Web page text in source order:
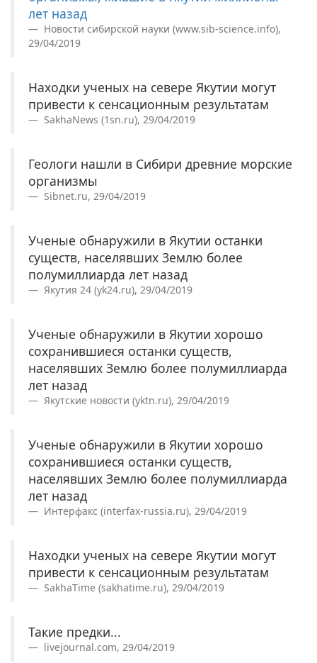
лет назад
Новости сибирской науки (www.sib-science.info),
29/04/2019
Находки ученых на севере Якутии могут
привести к сенсационным результатам
SakhaNews (1sn.ru), 29/04/2019
Геологи нашли в Сибири древние морские
организмы
Sibnet.ru, 29/04/2019
Ученые обнаружили в Якутии останки
существ, населявших Землю более
полумиллиарда лет назад
Якутия 24 (yk24.ru), 29/04/2019
Ученые обнаружили в Якутии хорошо
сохранившиеся останки существ,
населявших Землю более полумиллиарда
лет назад
Якутские новости (yktn.ru), 29/04/2019
Ученые обнаружили в Якутии хорошо
сохранившиеся останки существ,
населявших Землю более полумиллиарда
лет назад
Интерфакс (interfax-russia.ru), 29/04/2019
Находки ученых на севере Якутии могут
привести к сенсационным результатам
SakhaTime (sakhatime.ru), 29/04/2019
Такие предки...
livejournal.com, 29/04/2019